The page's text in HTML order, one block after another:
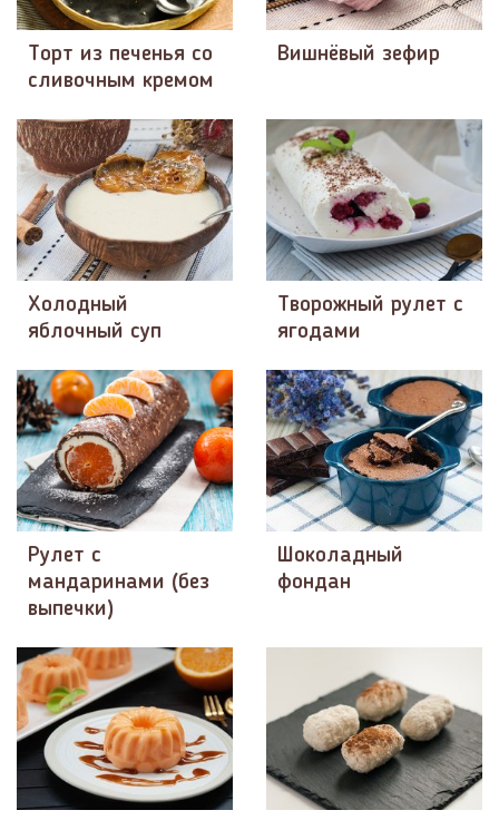
Торт из печенья со
сливочным кремом
Вишнёвый зефир
Холодный
яблочный суп
Творожный рулет с
ягодами
Рулет с
мандаринами (без
выпечки)
Шоколадный
фондан